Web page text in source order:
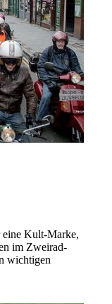
eine Kult-Marke,
im Zweirad-
wichtigen